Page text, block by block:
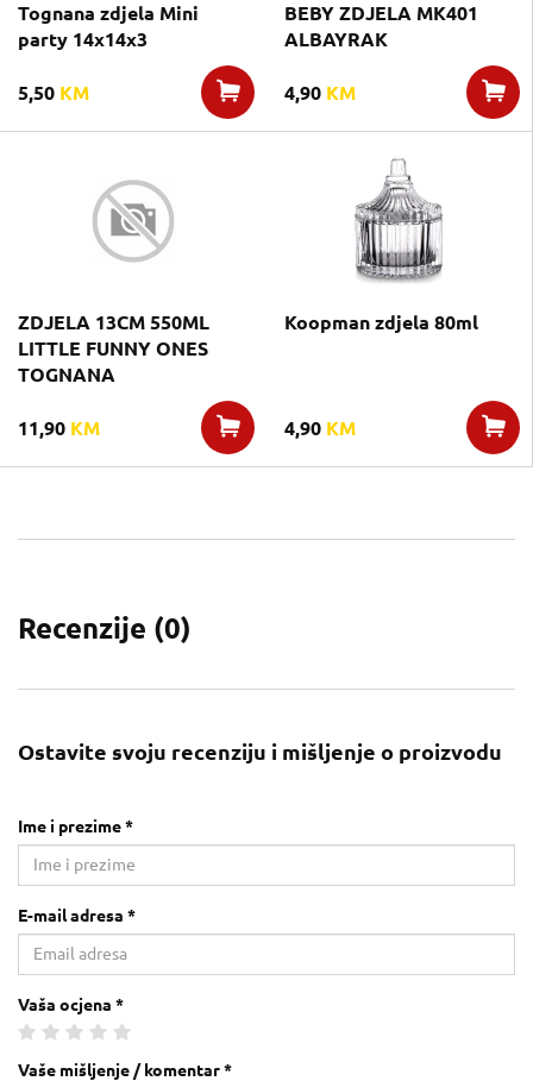
Tognana zdjela Mini
party 14x14x3
5,50 KM
BEBY ZDJELA MK401
ALBAYRAK
4,90 KM
ZDJELA 13CM 550ML
LITTLE FUNNY ONES
TOGNANA
11,90 KM
Koopman zdjela 80ml
4,90 KM
Recenzije (0)
Ostavite svoju recenziju i mišljenje o proizvodu
Ime i prezime *
E-mail adresa *
Vaša ocjena *
Vaše mišljenje / komentar *